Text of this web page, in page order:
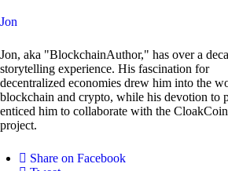
Jon
Jon, aka "BlockchainAuthor," has over a
storytelling experience. His fascination for
decentralized economies drew him into the
blockchain and crypto, while his devotion to
enticed him to collaborate with the CloakCoin
project.
Share on Facebook